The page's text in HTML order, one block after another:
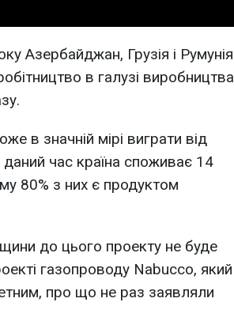
Азербайджан, Грузія і Румунія
в галузі виробництва
в значній мірі виграти від
даний час країна споживає 14
80% з них є продуктом
до цього проекту не буде
газопроводу Nabucco, який
про що не раз заявляли